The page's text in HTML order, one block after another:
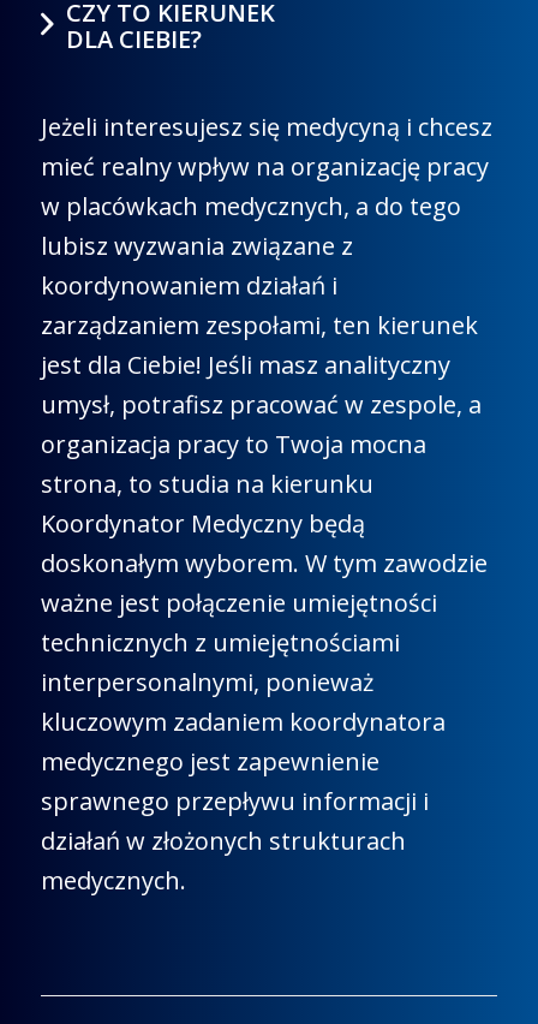
CZY TO KIERUNEK
DLA CIEBIE?
Jeżeli interesujesz się medycyną i chcesz
mieć realny wpływ na organizację pracy
w placówkach medycznych, a do tego
lubisz wyzwania związane z
koordynowaniem działań i
zarządzaniem zespołami, ten kierunek
jest dla Ciebie! Jeśli masz analityczny
umysł, potrafisz pracować w zespole, a
organizacja pracy to Twoja mocna
strona, to studia na kierunku
Koordynator Medyczny będą
doskonałym wyborem. W tym zawodzie
ważne jest połączenie umiejętności
technicznych z umiejętnościami
interpersonalnymi, ponieważ
kluczowym zadaniem koordynatora
medycznego jest zapewnienie
sprawnego przepływu informacji i
działań w złożonych strukturach
medycznych.